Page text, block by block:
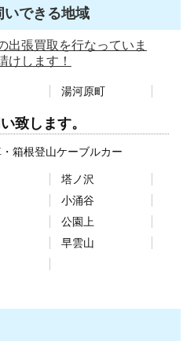
いできる地域
出張買取を行なっていま
けします！
湯河原町
致します。
箱根登山ケーブルカー
塔ノ沢
小涌谷
公園上
早雲山